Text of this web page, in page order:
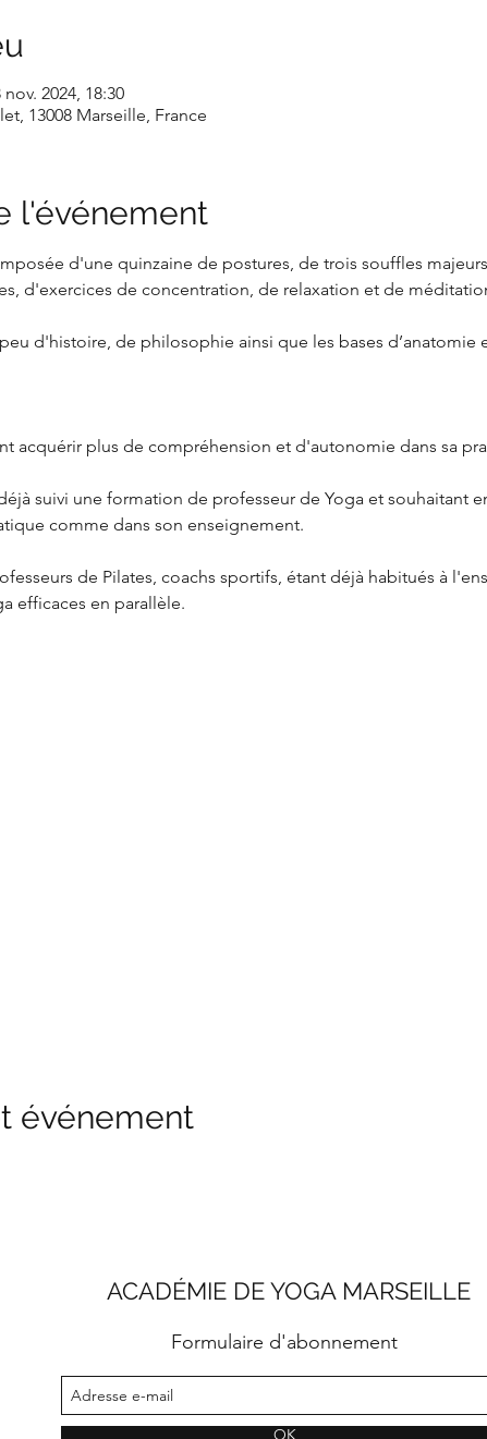
2024, 18:30
13008 Marseille, France
l'événement
d'une quinzaine de postures, de trois souffles
d'exercices de concentration, de relaxation et de
d'histoire, de philosophie ainsi que les bases
acquérir plus de compréhension et d'autonomie dans sa
suivi une formation de professeur de Yoga et souhaitant
comme dans son enseignement.
de Pilates, coachs sportifs, étant déjà habitués à
efficaces en parallèle.
événement
ACADÉMIE DE YOGA MARSEILLE
Formulaire d'abonnement
OK